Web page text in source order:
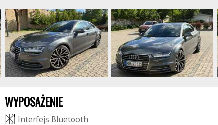
WYPOSAŻENIE
Interfejs Bluetooth